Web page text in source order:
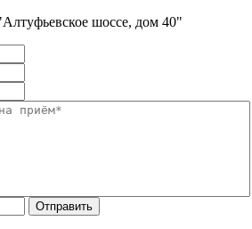
шоссе, дом 40"
Отправить